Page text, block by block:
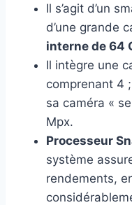
Il s’agit d’un
d’une grande
interne de 64
Il intègre une
comprenant 4
sa caméra «
Mpx.
Processeur
système
rendements,